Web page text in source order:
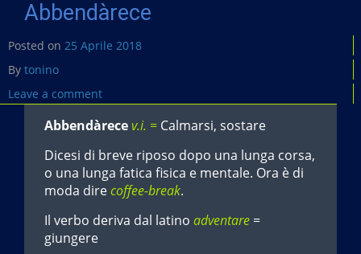
Abbendàrece
Posted on 25 Aprile 2018
By tonino
Leave a comment
Abbendàrecev.i. = Calmarsi, sostare
Dicesi di breve riposo dopo una lunga corsa,
o una lunga fatica fisica e mentale. Ora è di
moda direcoffee-break.
Il verbo deriva dal latino adventare =
giungere